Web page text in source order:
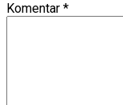
Komentar *